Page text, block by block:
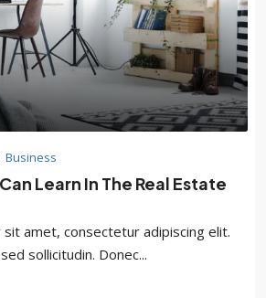
Business
Learn In The Real Estate
amet, consectetur adipiscing elit.
sollicitudin. Donec...